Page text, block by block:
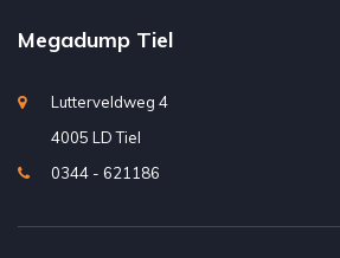
Megadump Tiel
Lutterveldweg 4
4005 LD Tiel
0344 - 621186